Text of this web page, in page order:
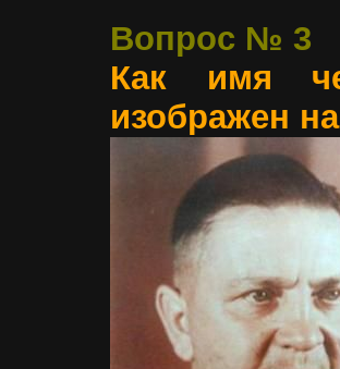
Вопрос № 3
Как имя
изображен